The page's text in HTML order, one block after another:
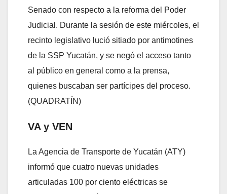
Senado con respecto a la reforma del Poder
Judicial. Durante la sesión de este miércoles, el
recinto legislativo lució sitiado por antimotines
de la SSP Yucatán, y se negó el acceso tanto
al público en general como a la prensa,
quienes buscaban ser partícipes del proceso.
(QUADRATÍN)
VA y VEN
La Agencia de Transporte de Yucatán (ATY)
informó que cuatro nuevas unidades
articuladas 100 por ciento eléctricas se